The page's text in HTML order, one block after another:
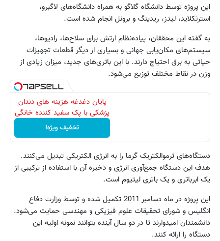
این پروژه توسط دانشگاه گلاگو به همراه دانشگاه‌های لاگبرو،‌
استرثکلاید، لیدز، ریدینگ و برونل انجام شده است.
به گفته این محققان، پیاده‌نظام ارتش برای سلاح‌ها، رادیوها،
سیستم‌های مکان‌یابی جهانی و بسیاری از دیگر قطعات تجهیزات
حیاتی به برق احتیاج دارند. با این باتری‌های جدید، میزان زیادی از
وزن در نقاط مختلف توزیع می‌شود.
پایان دغدغه هزینه های دندان
پزشکی با پک سفید کننده خانگی
تخفیف ویژه!
دستگاه‌های ترموالکتریک گرما را به انرژی الکتریکی تبدیل می‌کنند.
هدف این دستگاه جمع‌آوری انرژی و ذخیره آن با استفاده از ترکیبی از
یک ابرباتری و یک باتری لیتیوم است.
این پروژه در ماه دسامبر 2011 تکمیل شده و توسط وزارت دفاع
انگلیس و شورای تحقیقات علوم فیزیکی و مهندسی حمایت می‌شود.
دانشمندان امیدوارند تا در دو سال آینده بتوانند نمونه اولیه این
دستگاه را ارائه کنند.